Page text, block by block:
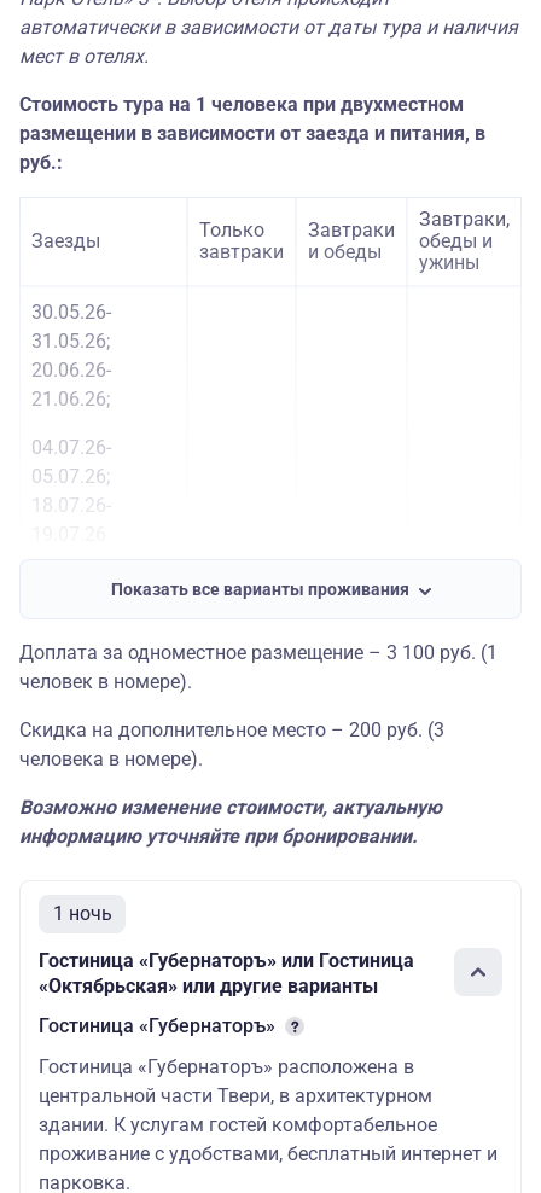
автоматически в зависимости от даты тура и наличия
мест в отелях.
Стоимость тура на 1 человека при двухместном
размещении в зависимости от заезда и питания, в
руб.:
Заезды
Только
завтраки
Завтраки
и обеды
Завтраки,
обеды и
ужины
30.05.26-
31.05.26;
20.06.26-
21.06.26;
04.07.26-
05.07.26;
18.07.26-
02.08.26;
09.08.26;
23.08.26;
05.09.26-
19.09.26-
09.05.26-
10.05.26;
11.05.26;
12.06.26-
13.06.26;
13.06.26-
17 190 17 690 18 190
Показать все варианты проживания
Доплата за одноместное размещение – 3 100 руб. (1
человек в номере).
Скидка на дополнительное место – 200 руб. (3
человека в номере).
Возможно изменение стоимости, актуальную
информацию уточняйте при бронировании.
1 ночь
Гостиница «Губернаторъ» или Гостиница
«Октябрьская» или другие варианты
Гостиница «Губернаторъ»
Гостиница «Губернаторъ» расположена в
центральной части Твери, в архитектурном
здании. К услугам гостей комфортабельное
проживание с удобствами, бесплатный интернет и
парковка.